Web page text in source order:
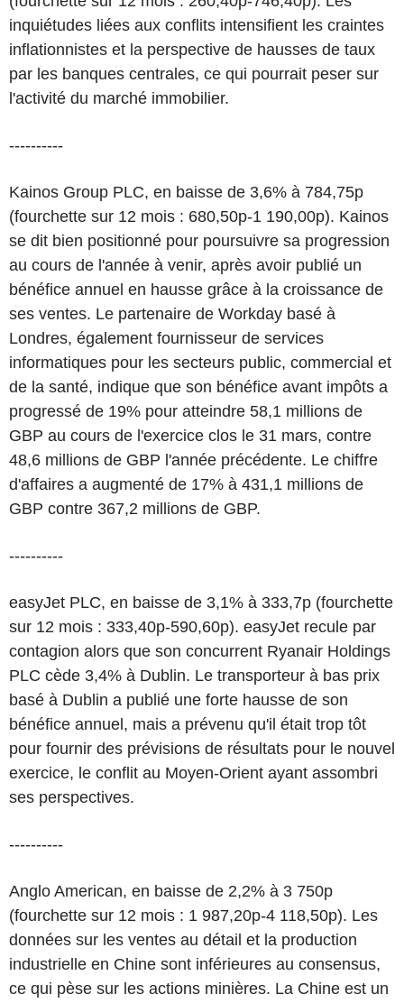
inquiétudes liées aux conflits intensifient les craintes
inflationnistes et la perspective de hausses de taux
par les banques centrales, ce qui pourrait peser sur
l'activité du marché immobilier.
----------
Kainos Group PLC, en baisse de 3,6% à 784,75p
(fourchette sur 12 mois : 680,50p-1 190,00p). Kainos
se dit bien positionné pour poursuivre sa progression
au cours de l'année à venir, après avoir publié un
bénéfice annuel en hausse grâce à la croissance de
ses ventes. Le partenaire de Workday basé à
Londres, également fournisseur de services
informatiques pour les secteurs public, commercial et
de la santé, indique que son bénéfice avant impôts a
progressé de 19% pour atteindre 58,1 millions de
GBP au cours de l'exercice clos le 31 mars, contre
48,6 millions de GBP l'année précédente. Le chiffre
d'affaires a augmenté de 17% à 431,1 millions de
GBP contre 367,2 millions de GBP.
----------
easyJet PLC, en baisse de 3,1% à 333,7p (fourchette
sur 12 mois : 333,40p-590,60p). easyJet recule par
contagion alors que son concurrent Ryanair Holdings
PLC cède 3,4% à Dublin. Le transporteur à bas prix
basé à Dublin a publié une forte hausse de son
bénéfice annuel, mais a prévenu qu'il était trop tôt
pour fournir des prévisions de résultats pour le nouvel
exercice, le conflit au Moyen-Orient ayant assombri
ses perspectives.
----------
Anglo American, en baisse de 2,2% à 3 750p
(fourchette sur 12 mois : 1 987,20p-4 118,50p). Les
données sur les ventes au détail et la production
industrielle en Chine sont inférieures au consensus,
ce qui pèse sur les actions minières. La Chine est un